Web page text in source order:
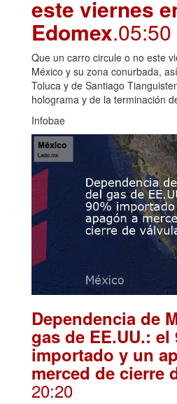
este viernes
Edomex.05:50
Que un carro circule o no este
México y su zona conurbada,
Toluca y de Santiago
holograma y de la terminación
Infobae
Dependencia de
gas de EE.UU.: el
importado y un
merced de cierre
20:20